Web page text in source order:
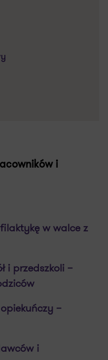
i
w walce z
i przedszkoli –
–
i